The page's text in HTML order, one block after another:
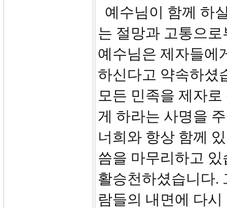
예수님이 함께 하
는 절망과 고통으
예수님은 제자들에
하신다고 약속하셨
모든 민족을 제자
게 하라는 사명을
너희와 항상 함께
씀을 마무리하고
활승천하셨습니다.
람들의 내면에 다